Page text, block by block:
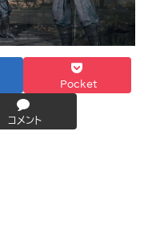
Pocket
コメント